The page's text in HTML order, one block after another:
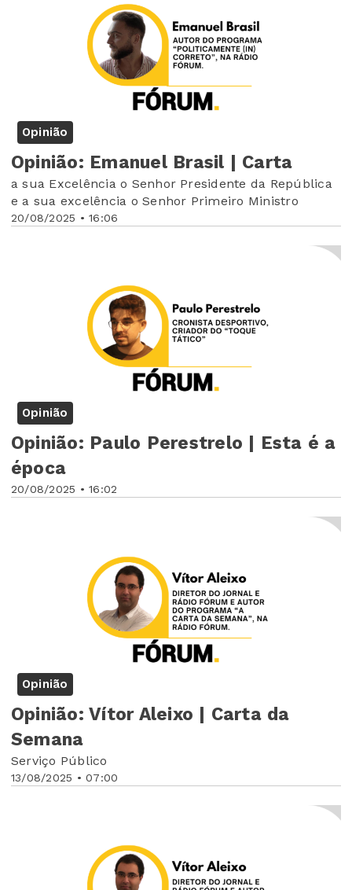
Opinião
20/08/2025 • 16:06
Opinião: Emanuel Brasil | Carta
a sua Excelência o Senhor Presidente da República
e a sua excelência o Senhor Primeiro Ministro
Opinião
20/08/2025 • 16:02
Opinião: Paulo Perestrelo | Esta é a
época
Opinião
13/08/2025 • 07:00
Opinião: Vítor Aleixo | Carta da
Semana
Serviço Público